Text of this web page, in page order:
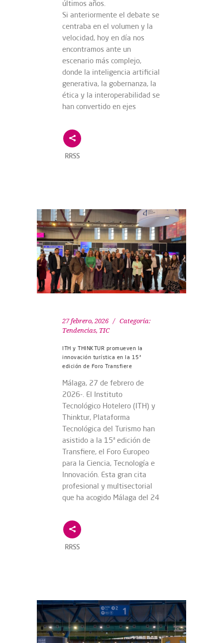
últimos años.
Si anteriormente el debate se
centraba en el volumen y la
velocidad, hoy en día nos
encontramos ante un
escenario más complejo,
donde la inteligencia artificial
generativa, la gobernanza, la
ética y la interoperabilidad se
han convertido en ejes
RRSS
27 febrero, 2026
Categoría:
Tendencias, TIC
ITH y THINKTUR promueven la
innovación turística en la 15ª
edición de Foro Transfiere
Málaga, 27 de febrero de
2026-. El Instituto
Tecnológico Hotelero (ITH) y
Thinktur, Plataforma
Tecnológica del Turismo han
asistido a la 15ª edición de
Transfiere, el Foro Europeo
para la Ciencia, Tecnología e
Innovación. Esta gran cita
profesional y multisectorial
que ha acogido Málaga del 24
RRSS